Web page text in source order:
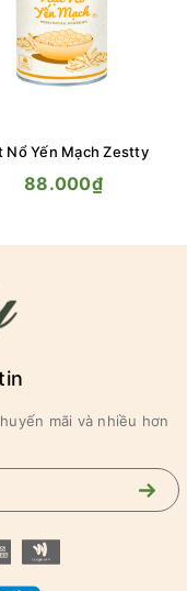
Nổ Yến Mạch Zestty
88.000₫
mãi và nhiều hơn